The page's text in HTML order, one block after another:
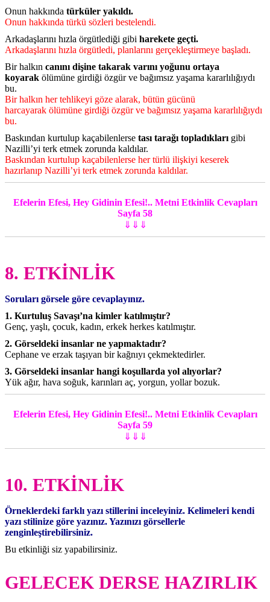
Onun hakkında türküler yakıldı.
Onun hakkında türkü sözleri bestelendi.
Arkadaşlarını hızla örgütlediği gibi harekete geçti.
Arkadaşlarını hızla örgütledi, planlarını gerçekleştirmeye başladı.
Bir halkın canını dişine takarak varını yoğunu ortaya
koyarak ölümüne girdiği özgür ve bağımsız yaşama kararlılığıydı
bu.
Bir halkın her tehlikeyi göze alarak, bütün gücünü
harcayarak ölümüne girdiği özgür ve bağımsız yaşama kararlılığıydı
bu.
Baskından kurtulup kaçabilenlerse tası tarağı topladıkları gibi
Nazilli’yi terk etmek zorunda kaldılar.
Baskından kurtulup kaçabilenlerse her türlü ilişkiyi keserek
hazırlanıp Nazilli’yi terk etmek zorunda kaldılar.
Efelerin Efesi, Hey Gidinin Efesi!.. Metni Etkinlik Cevapları
Sayfa 58
⇓⇓⇓
8. ETKİNLİK
Soruları görsele göre cevaplayınız.
1. Kurtuluş Savaşı’na kimler katılmıştır?
Genç, yaşlı, çocuk, kadın, erkek herkes katılmıştır.
2. Görseldeki insanlar ne yapmaktadır?
Cephane ve erzak taşıyan bir kağnıyı çekmektedirler.
3. Görseldeki insanlar hangi koşullarda yol alıyorlar?
Yük ağır, hava soğuk, karınları aç, yorgun, yollar bozuk.
Efelerin Efesi, Hey Gidinin Efesi!.. Metni Etkinlik Cevapları
Sayfa 59
⇓⇓⇓
10. ETKİNLİK
Örneklerdeki farklı yazı stillerini inceleyiniz. Kelimeleri kendi
yazı stilinize göre yazınız. Yazınızı görsellerle
zenginleştirebilirsiniz.
Bu etkinliği siz yapabilirsiniz.
GELECEK DERSE HAZIRLIK